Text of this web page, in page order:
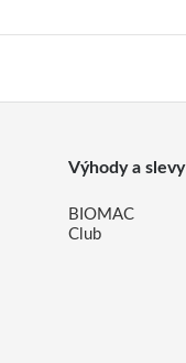
Výhody a slevy
BIOMAC
Club